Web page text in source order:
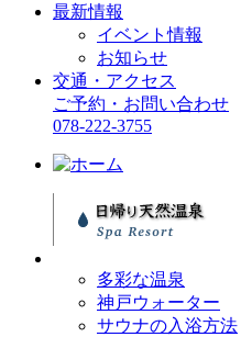
最新情報
イベント情報
お知らせ
交通・アクセス
ご予約・お問い合わせ
078-222-3755
多彩な温泉
神戸ウォーター
サウナの入浴方法